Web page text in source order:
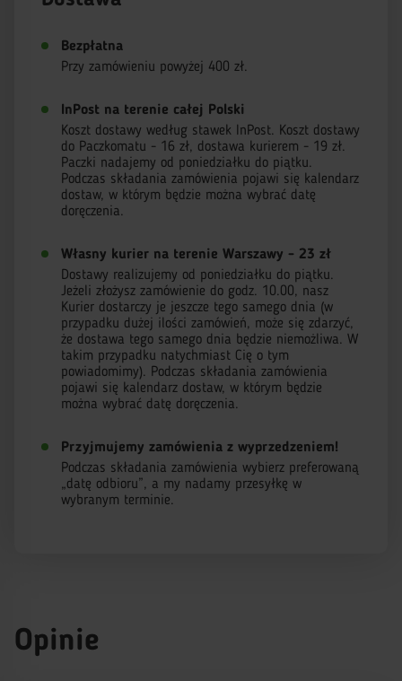
Bezpłatna
Przy zamówieniu powyżej 400 zł.
InPost na terenie całej Polski
Koszt dostawy według stawek InPost. Koszt dostawy
do Paczkomatu - 16 zł, dostawa kurierem - 19 zł.
Paczki nadajemy od poniedziałku do piątku.
Podczas składania zamówienia pojawi się kalendarz
dostaw, w którym będzie można wybrać datę
doręczenia.
Własny kurier na terenie Warszawy - 23 zł
Dostawy realizujemy od poniedziałku do piątku.
Jeżeli złożysz zamówienie do godz. 10.00, nasz
Kurier dostarczy je jeszcze tego samego dnia (w
przypadku dużej ilości zamówień, może się zdarzyć,
że dostawa tego samego dnia będzie niemożliwa. W
takim przypadku natychmiast Cię o tym
powiadomimy). Podczas składania zamówienia
pojawi się kalendarz dostaw, w którym będzie
można wybrać datę doręczenia.
Przyjmujemy zamówienia z wyprzedzeniem!
Podczas składania zamówienia wybierz preferowaną
„datę odbioru”, a my nadamy przesyłkę w
wybranym terminie.
Opinie